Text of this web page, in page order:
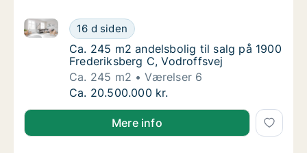
Ca. 245 m2 andelsbolig til salg på 1900
16 d siden
Ca. 245 m2 andelsbolig til salg på 1900
Ca. 245 m2 andelsbolig til salg på 1900
Ca. 245 m2 andelsbolig til salg på 1900
Frederiksberg C, Vodroffsvej
Ca. 245 m2
Værelser 6
Ca. 245 m2 andelsbolig til salg på 1900
Ca. 20.500.000 kr.
Mere info